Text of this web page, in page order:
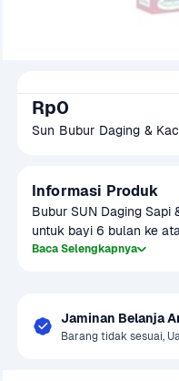
Rp0
Sun Bubur Daging &
Informasi Produk
Bubur SUN Daging Sapi
untuk bayi 6 bulan ke
daging sapi dan kacang
Bubur Sereal Susu 6+
yang kini makin
Baca Selengkapnya
Jaminan Belanja
Barang tidak sesuai,